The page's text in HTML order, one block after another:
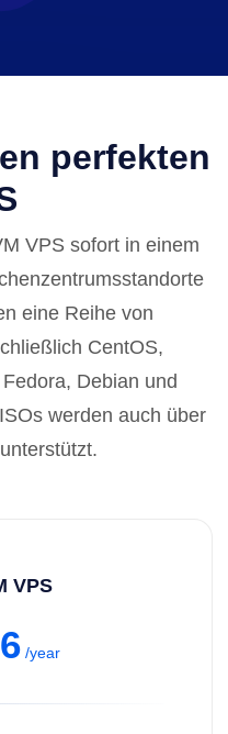
perfekten
VPS sofort in einem
eine Reihe von
CentOS,
Debian und
werden auch über
VPS
/year